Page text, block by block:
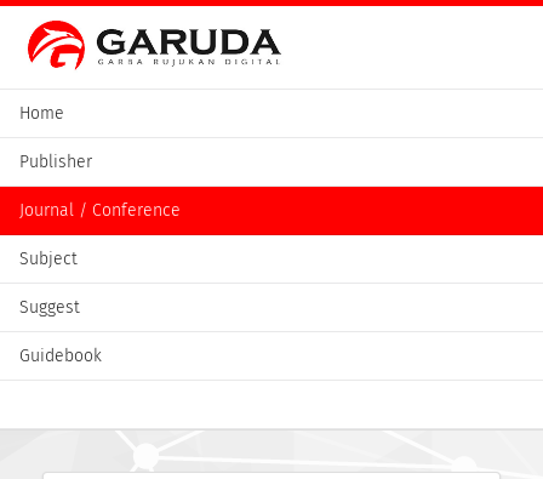
Home
Publisher
Journal / Conference
Subject
Suggest
Guidebook